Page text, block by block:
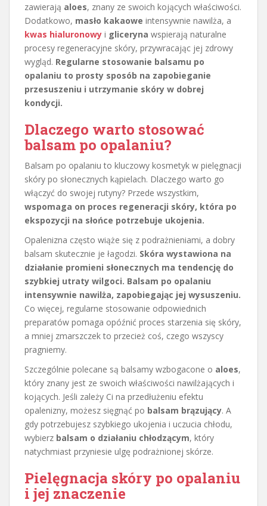
zawierają aloes, znany ze swoich kojących właściwości.
Dodatkowo, masło kakaowe intensywnie nawilża, a
kwas hialuronowy i gliceryna wspierają naturalne
procesy regeneracyjne skóry, przywracając jej zdrowy
wygląd. Regularne stosowanie balsamu po
opalaniu to prosty sposób na zapobieganie
przesuszeniu i utrzymanie skóry w dobrej
kondycji.
Dlaczego warto stosować
balsam po opalaniu?
Balsam po opalaniu to kluczowy kosmetyk w pielęgnacji
skóry po słonecznych kąpielach. Dlaczego warto go
włączyć do swojej rutyny? Przede wszystkim,
wspomaga on proces regeneracji skóry, która po
ekspozycji na słońce potrzebuje ukojenia.
Opalenizna często wiąże się z podrażnieniami, a dobry
balsam skutecznie je łagodzi. Skóra wystawiona na
działanie promieni słonecznych ma tendencję do
szybkiej utraty wilgoci. Balsam po opalaniu
intensywnie nawilża, zapobiegając jej wysuszeniu.
Co więcej, regularne stosowanie odpowiednich
preparatów pomaga opóźnić proces starzenia się skóry,
a mniej zmarszczek to przecież coś, czego wszyscy
pragniemy.
Szczególnie polecane są balsamy wzbogacone o aloes,
który znany jest ze swoich właściwości nawilżających i
kojących. Jeśli zależy Ci na przedłużeniu efektu
opalenizny, możesz sięgnąć po balsam brązujący. A
gdy potrzebujesz szybkiego ukojenia i uczucia chłodu,
wybierz balsam o działaniu chłodzącym, który
natychmiast przyniesie ulgę podrażnionej skórze.
Pielęgnacja skóry po opalaniu
i jej znaczenie